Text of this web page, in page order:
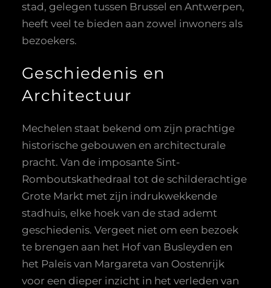
stad, gelegen tussen Brussel en Antwerpen,
heeft veel te bieden aan zowel inwoners als
bezoekers.
Geschiedenis en
Architectuur
Mechelen staat bekend om zijn prachtige
historische gebouwen en architecturale
pracht. Van de imposante Sint-
Romboutskathedraal tot de schilderachtige
Grote Markt met zijn indrukwekkende
stadhuis, elke hoek van de stad ademt
geschiedenis. Vergeet niet om een bezoek
te brengen aan het Hof van Busleyden en
het Paleis van Margareta van Oostenrijk
voor een dieper inzicht in het verleden van